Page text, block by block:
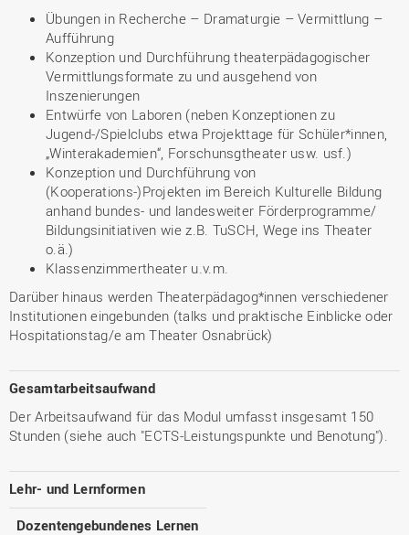
Übungen in Recherche – Dramaturgie – Vermittlung –
Aufführung
Konzeption und Durchführung theaterpädagogischer
Vermittlungsformate zu und ausgehend von
Inszenierungen
Entwürfe von Laboren (neben Konzeptionen zu
Jugend-/Spielclubs etwa Projekttage für Schüler*innen,
„Winterakademien“, Forschunsgtheater usw. usf.)
Konzeption und Durchführung von
(Kooperations-)Projekten im Bereich Kulturelle Bildung
anhand bundes- und landesweiter Förderprogramme/
Bildungsinitiativen wie z.B. TuSCH, Wege ins Theater
o.ä.)
Klassenzimmertheater u.v.m.
Darüber hinaus werden Theaterpädagog*innen verschiedener
Institutionen eingebunden (talks und praktische Einblicke oder
Hospitationstag/e am Theater Osnabrück)
Gesamtarbeitsaufwand
Der Arbeitsaufwand für das Modul umfasst insgesamt 150
Stunden (siehe auch "ECTS-Leistungspunkte und Benotung").
Lehr- und Lernformen
Dozentengebundenes Lernen